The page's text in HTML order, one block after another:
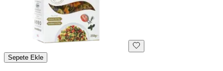
Sepete Ekle